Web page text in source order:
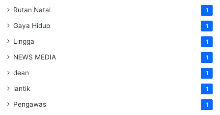
Rutan Natal 1
Gaya Hidup 1
Lingga 1
NEWS MEDIA 1
dean 1
lantik 1
Pengawas 1